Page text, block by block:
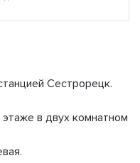
Сестрорецк.
этаже в двух комнатном